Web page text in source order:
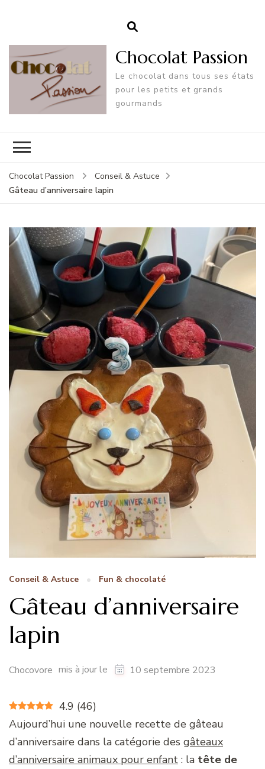
Chocolat Passion
Le chocolat dans tous ses états
pour les petits et grands
gourmands
Chocolat Passion
Conseil & Astuce
Gâteau d’anniversaire lapin
Conseil & Astuce Fun & chocolaté
Gâteau d’anniversaire
lapin
Chocovore mis à jour le 10 septembre 2023
4.9 (46)
Aujourd’hui une nouvelle recette de gâteau
d’anniversaire dans la catégorie des gâteaux
d’anniversaire animaux pour enfant : la tête de